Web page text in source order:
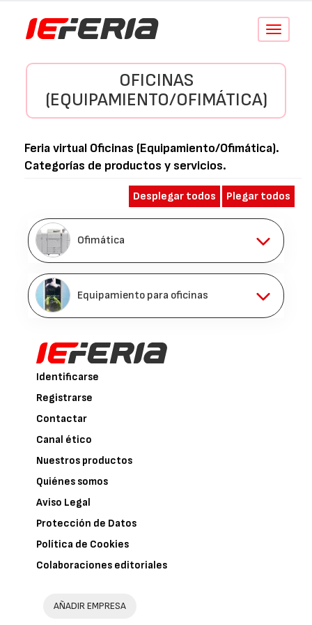
Conmutar
OFICINAS
(EQUIPAMIENTO/OFIMÁTICA)
Feria virtual Oficinas (Equipamiento/Ofimática).
Categorías de productos y servicios.
Desplegar todos Plegar todos
Ofimática
Equipamiento para oficinas
Identificarse
Registrarse
Contactar
Canal ético
Nuestros productos
Quiénes somos
Aviso Legal
Protección de Datos
Política de Cookies
Colaboraciones editoriales
AÑADIR EMPRESA